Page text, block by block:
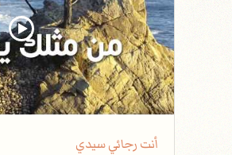
أنت رجائي سيدي